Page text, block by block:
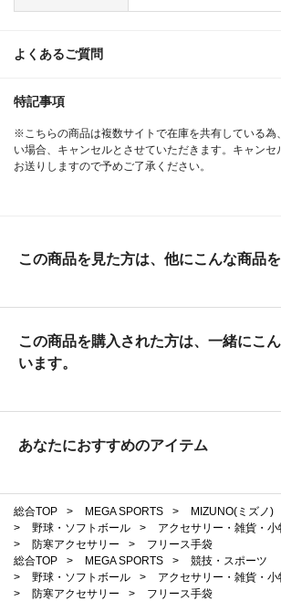
よくあるご質問
特記事項
※こちらの商品は複数サイトで在庫を共有している為
い場合、キャンセルとさせていただきます。キャンセ
お送りしますので予めご了承ください。
この商品を見た方は、他にこんな商品
この商品を購入された方は、一緒にこ
います。
あなたにおすすめのアイテム
総合TOP > MEGA SPORTS >
MIZUNO(ミズノ)
>
野球・ソフトボール >
アクセサリー・雑貨・小
>
防寒アクセサリー >
フリース手袋
総合TOP
> MEGA SPORTS >
競技・スポーツ
>
野球・ソフトボール >
アクセサリー・雑貨・小
>
防寒アクセサリー >
フリース手袋